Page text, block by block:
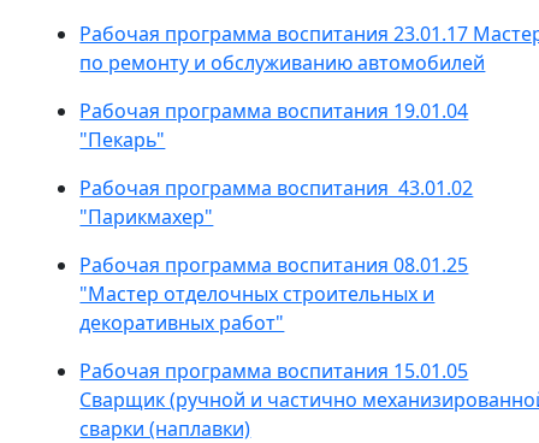
Рабочая программа воспитания 23.01.17
по ремонту и обслуживанию автомобилей
Рабочая программа воспитания 19.01.04
"Пекарь"
Рабочая программа воспитания 43.01.02
"Парикмахер"
Рабочая программа воспитания 08.01.25
"Мастер отделочных строительных и
декоративных работ"
Рабочая программа воспитания 15.01.05
Сварщик (ручной и частично
сварки (наплавки)